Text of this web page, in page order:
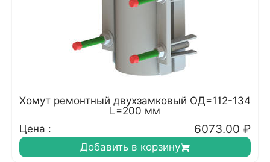
Хомут ремонтный двухзамковый ОД=112-134
L=200 мм
Цена :
6073.00 ₽
Добавить в корзину